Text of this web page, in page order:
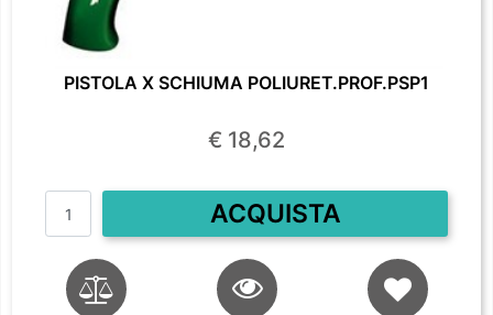
PISTOLA X SCHIUMA POLIURET.PROF.PSP1
€ 18,62
Quantità
ACQUISTA